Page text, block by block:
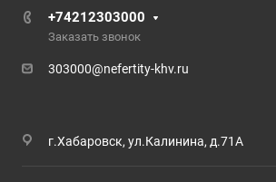
+74212303000
Заказать звонок
303000@nefertity-khv.ru
г.Хабаровск, ул.Калинина, д.71А